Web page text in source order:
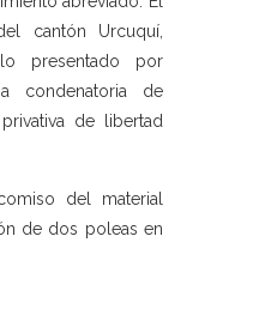
cantón Urcuquí,
presentado por
condenatoria de
de libertad
del material
de dos poleas en